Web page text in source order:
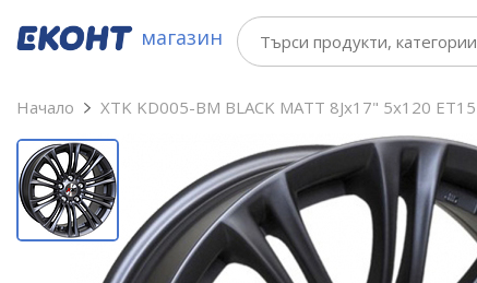
магазин
Начало XTK KD005-BM BLACK MATT 8Jx17" 5x120